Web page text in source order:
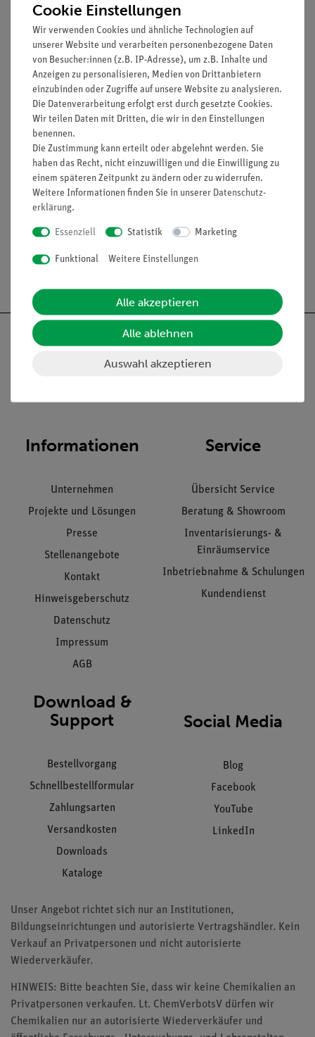
Sensoren - Diode -Transistor
Format
DIN A4 Handbuch
Versuche
Media / Downloads
Informationen
Unternehmen
Projekte und Lösungen
Presse
Stellenangebote
Kontakt
Hinweisgeberschutz
Datenschutz
Impressum
AGB
Service
Übersicht Service
Beratung & Showroom
Inventarisierungs- &
Einräumservice
Inbetriebnahme & Schulungen
Kundendienst
Download &
Support
Bestellvorgang
Schnellbestellformular
Zahlungsarten
Versandkosten
Downloads
Kataloge
Social Media
Blog
Facebook
YouTube
LinkedIn
Unser Angebot richtet sich nur an Institutionen,
Bildungseinrichtungen und autorisierte Vertragshändler. Kein
Verkauf an Privatpersonen und nicht autorisierte
Wiederverkäufer.
HINWEIS: Bitte beachten Sie, dass wir keine Chemikalien an
Privatpersonen verkaufen. Lt. ChemVerbotsV dürfen wir
Chemikalien nur an autorisierte Wiederverkäufer und
Cookie Einstellungen
Wir verwenden Cookies und ähnliche Technologien auf
unserer Website und verarbeiten personenbezogene Daten
von Besucher:innen (z.B. IP-Adresse), um z.B. Inhalte und
Anzeigen zu personalisieren, Medien von Drittanbietern
einzubinden oder Zugriffe auf unsere Website zu analysieren.
Die Datenverarbeitung erfolgt erst durch gesetzte Cookies.
Wir teilen Daten mit Dritten, die wir in den Einstellungen
benennen.
Die Zustimmung kann erteilt oder abgelehnt werden. Sie
haben das Recht, nicht einzuwilligen und die Einwilligung zu
einem späteren Zeitpunkt zu ändern oder zu widerrufen.
Weitere Informationen finden Sie in unserer Daten­schutz­
erklärung.
Essenziell Statistik Marketing
Funktional Weitere Einstellungen
Alle akzeptieren
Alle ablehnen
Auswahl akzeptieren